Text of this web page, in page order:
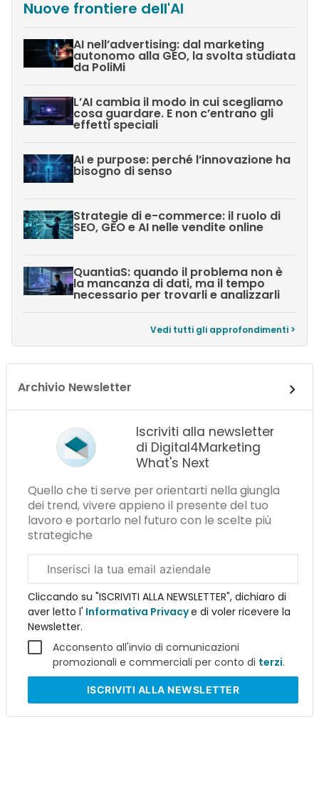
Nuove frontiere dell'AI
AI nell’advertising: dal marketing
autonomo alla GEO, la svolta studiata
da PoliMi
L’AI cambia il modo in cui scegliamo
cosa guardare. E non c’entrano gli
effetti speciali
AI e purpose: perché l’innovazione ha
bisogno di senso
Strategie di e-commerce: il ruolo di
SEO, GEO e AI nelle vendite online
QuantiaS: quando il problema non è
la mancanza di dati, ma il tempo
necessario per trovarli e analizzarli
Vedi tutti gli approfondimenti >
Archivio Newsletter
Iscriviti alla newsletter
di Digital4Marketing
What's Next
Quello che ti serve per orientarti nella giungla
dei trend, vivere appieno il presente del tuo
lavoro e portarlo nel futuro con le scelte più
strategiche
aziendale
Cliccando su "ISCRIVITI ALLA NEWSLETTER", dichiaro di
aver letto l' Informativa Privacye di voler ricevere la
Newsletter.
Acconsento all'invio di comunicazioni
promozionali e commerciali per conto di terzi.
ISCRIVITI ALLA NEWSLETTER